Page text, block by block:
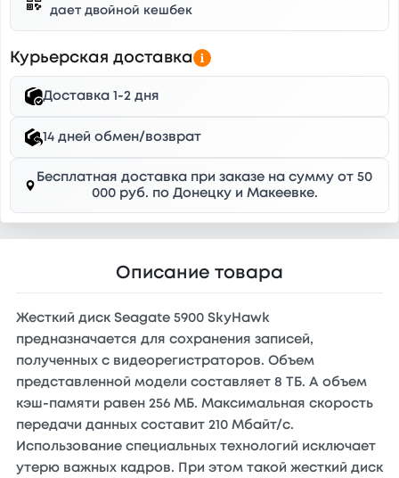
дает двойной кешбек
Курьерская доставка
Доставка 1-2 дня
14 дней обмен/возврат
Бесплатная доставка при заказе на сумму от 50
000 руб. по Донецку и Макеевке.
Описание товара
Жесткий диск Seagate 5900 SkyHawk
предназначается для сохранения записей,
полученных с видеорегистраторов. Объем
представленной модели составляет 8 ТБ. А объем
кэш-памяти равен 256 МБ. Максимальная скорость
передачи данных составит 210 Мбайт/с.
Использование специальных технологий исключает
утерю важных кадров. При этом такой жесткий диск